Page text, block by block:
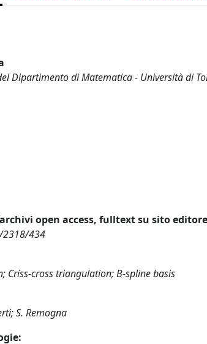
Dipartimento di Matematica - Università di
open access, fulltext su sito
434
Criss-cross triangulation; B-spline basis
S. Remogna